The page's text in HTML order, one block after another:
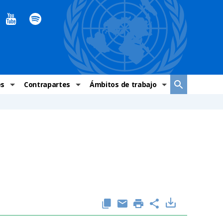
Contrapartes Ámbitos de trabajo
Representación